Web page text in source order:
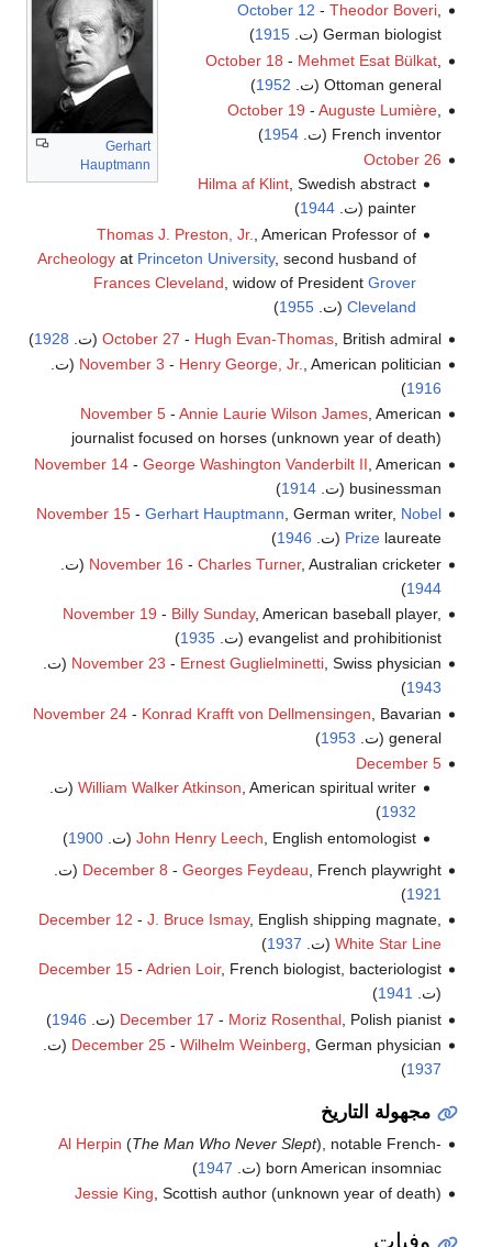
Gerhart
Hauptmann
October 12 - Theodor Boveri,
German biologist (ت.
1915
)
October 18 - Mehmet Esat Bülkat,
Ottoman general (ت.
1952
)
October 19 - Auguste Lumière,
French inventor (ت.
1954
)
October 26
Hilma af Klint, Swedish abstract
painter (ت.
1944
)
Thomas J. Preston, Jr.
, American Professor of
Archeology at Princeton University, second husband of
Frances Cleveland , widow of PresidentGrover
Cleveland(ت. 1955
)
October 27 - Hugh Evan-Thomas, British admiral (ت. 1928
)
November 3 - Henry George, Jr.
, American politician (ت.
1916
)
November 5- Annie Laurie Wilson James, American
journalist focused on horses (unknown year of death)
November 14- George Washington Vanderbilt II , American
businessman (ت.
1914
)
November 15- Gerhart Hauptmann, German writer, Nobel
Prizelaureate (ت. 1946
)
November 16 - Charles Turner, Australian cricketer (ت.
1944
)
November 19 - Billy Sunday, American baseball player,
evangelist and prohibitionist (ت.
1935
)
November 23 - Ernest Guglielminetti, Swiss physician (ت.
1943
)
November 24- Konrad Krafft von Dellmensingen , Bavarian
general (ت.
1953
)
December 5
William Walker Atkinson, American spiritual writer (ت.
1932
)
John Henry Leech , English entomologist (ت. 1900
)
December 8 - Georges Feydeau , French playwright (ت.
1921
)
December 12 - J. Bruce Ismay, English shipping magnate,
White Star Line (ت. 1937
)
December 15- Adrien Loir, French biologist, bacteriologist
(ت. 1941
)
December 17 - Moriz Rosenthal, Polish pianist (ت. 1946
)
December 25- Wilhelm Weinberg , German physician (ت.
1937
)
مجهولة التاريخ
Al Herpin (The Man Who Never Slept), notable French-
born American insomniac (ت.
1947
)
Jessie King , Scottish author (unknown year of death)
وفيات